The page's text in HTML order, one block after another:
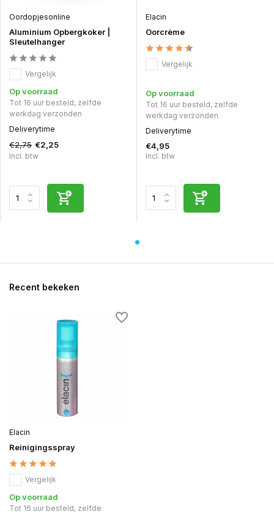
Oordopjesonline
Aluminium Opbergkoker |
Sleutelhanger
Vergelijk
Op voorraad
Tot 16 uur besteld, zelfde
werkdag verzonden
Deliverytime
€2,75 €2,25
Incl. btw
Elacin
Oorcrème
Vergelijk
Op voorraad
Tot 16 uur besteld, zelfde
werkdag verzonden
Deliverytime
€4,95
Incl. btw
Recent bekeken
Elacin
Reinigingsspray
Vergelijk
Op voorraad
Tot 16 uur besteld, zelfde